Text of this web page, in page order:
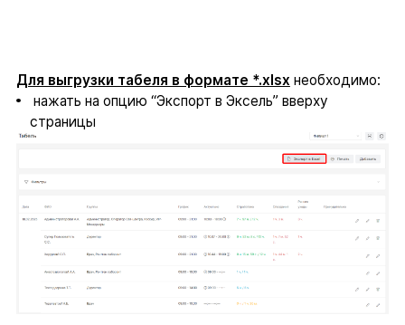
Для выгрузки табеля в формате *.xlsx необходимо:
нажать на опцию “Экспорт в Эксель” вверху
страницы